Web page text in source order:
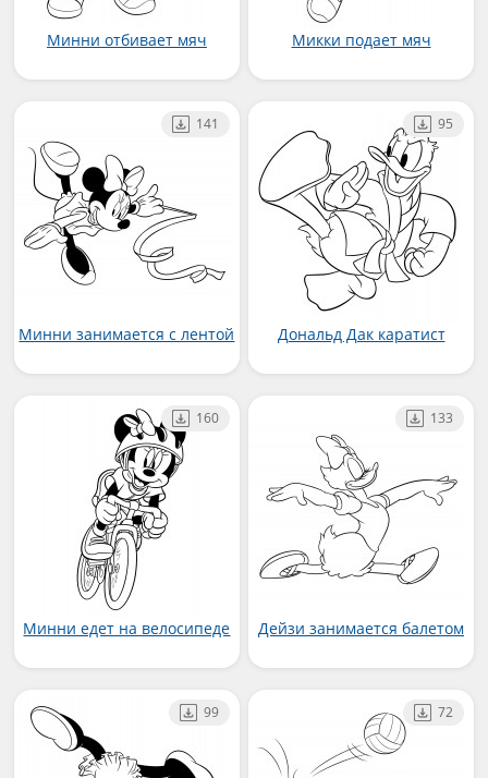
Минни отбивает мяч Микки подает мяч
Минни занимается с лентой
141
Дональд Дак каратист
95
Минни едет на велосипеде
160
Дейзи занимается балетом
133
99 72